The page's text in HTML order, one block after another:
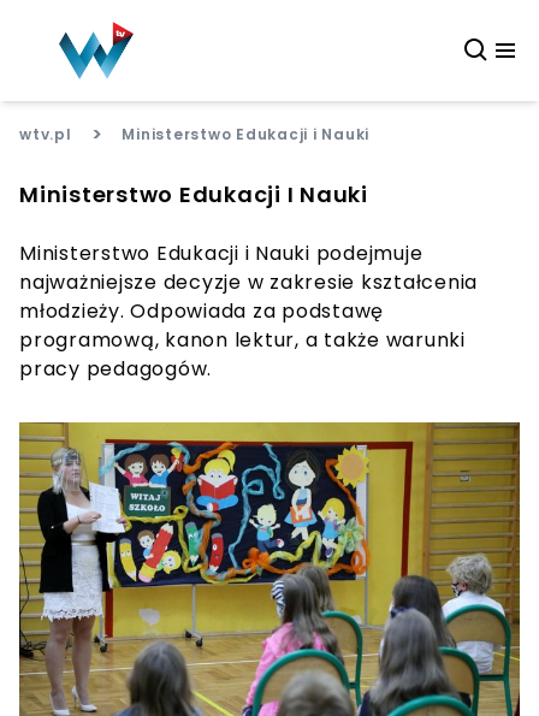
wtv.pl > Ministerstwo Edukacji i Nauki
Ministerstwo Edukacji I Nauki
Ministerstwo Edukacji i Nauki podejmuje
najważniejsze decyzje w zakresie kształcenia
młodzieży. Odpowiada za podstawę
programową, kanon lektur, a także warunki
pracy pedagogów.